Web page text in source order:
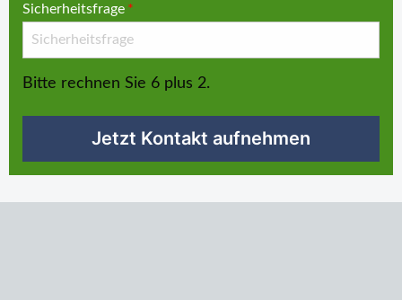
Sicherheitsfrage *
Bitte rechnen Sie 6 plus 2.
Jetzt Kontakt aufnehmen